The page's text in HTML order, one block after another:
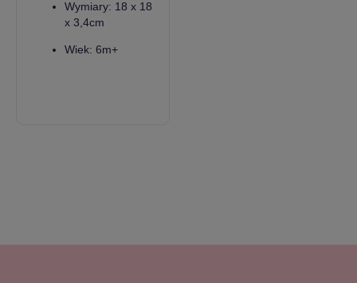
Wymiary: 18 x 18
x 3,4cm
Wiek: 6m+